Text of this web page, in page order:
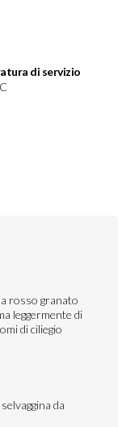
di servizio
rosso granato
leggermente di
di ciliegio
da